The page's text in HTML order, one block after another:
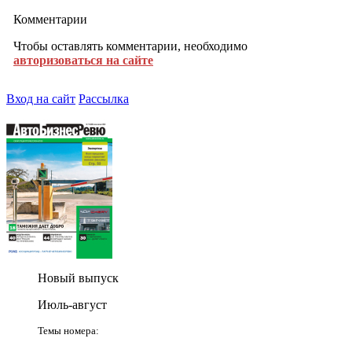
Комментарии
Чтобы оставлять комментарии, необходимо
авторизоваться на сайте
Вход на сайт Рассылка
Новый выпуск
Июль-август
Темы номера: